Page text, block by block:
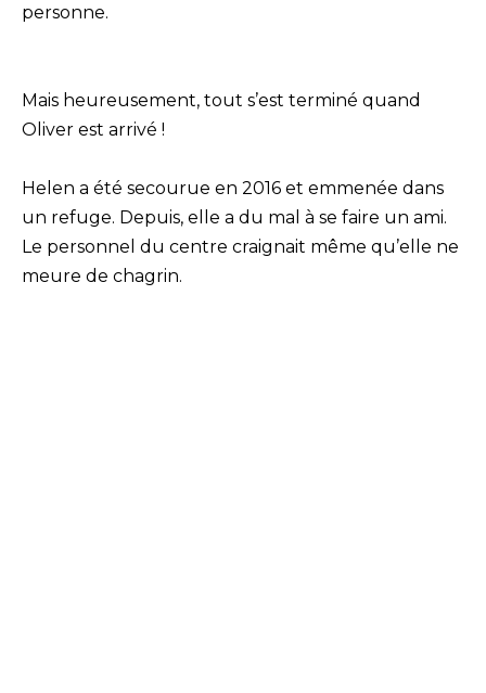
personne.
Mais heureusement, tout s’est terminé quand
Oliver est arrivé !
Helen a été secourue en 2016 et emmenée dans
un refuge. Depuis, elle a du mal à se faire un ami.
Le personnel du centre craignait même qu’elle ne
meure de chagrin.